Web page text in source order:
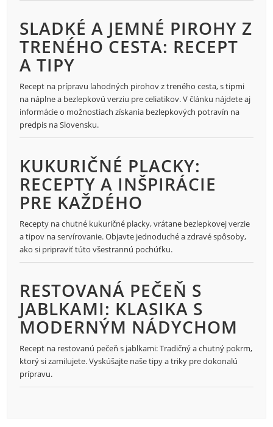
SLADKÉ A JEMNÉ PIROHY Z
TRENÉHO CESTA: RECEPT
A TIPY
Recept na prípravu lahodných pirohov z treného cesta, s tipmi
na náplne a bezlepkovú verziu pre celiatikov. V článku nájdete aj
informácie o možnostiach získania bezlepkových potravín na
predpis na Slovensku.
KUKURIČNÉ PLACKY:
RECEPTY A INŠPIRÁCIE
PRE KAŽDÉHO
Recepty na chutné kukuričné placky, vrátane bezlepkovej verzie
a tipov na servírovanie. Objavte jednoduché a zdravé spôsoby,
ako si pripraviť túto všestrannú pochúťku.
RESTOVANÁ PEČEŇ S
JABLKAMI: KLASIKA S
MODERNÝM NÁDYCHOM
Recept na restovanú pečeň s jablkami: Tradičný a chutný pokrm,
ktorý si zamilujete. Vyskúšajte naše tipy a triky pre dokonalú
prípravu.